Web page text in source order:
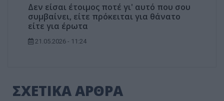
Δεν είσαι έτοιμος ποτέ γι' αυτό που σου
συμβαίνει, είτε πρόκειται για θάνατο
είτε για έρωτα
21.05.2026 - 11:24
ΣΧΕΤΙΚΑ ΑΡΘΡΑ